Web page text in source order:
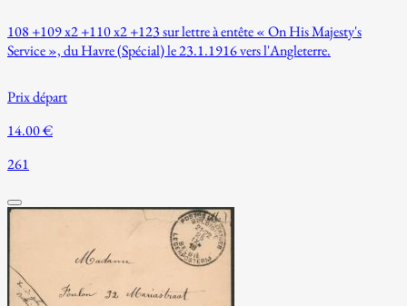
108 +109 x2 +110 x2 +123 sur lettre à entête « On His Majesty's
Service », du Havre (Spécial) le 23.1.1916 vers l'Angleterre.
Prix départ
14.00 €
261